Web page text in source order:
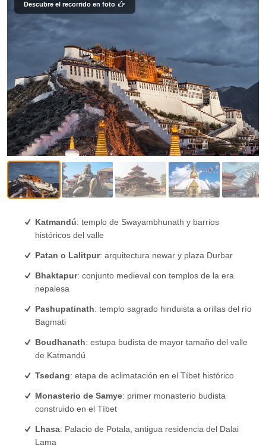
Descubre el recorrido en foto
Katmandú: templo de Swayambhunath y barrios
históricos del valle
Patan o Lalitpur: arquitectura newar y plaza Durbar
Bhaktapur: conjunto medieval con templos de la era
nepalesa
Pashupatinath: templo sagrado hinduista a orillas del río
Bagmati
Boudhanath: estupa budista de mayor tamaño del valle
de Katmandú
Tsedang: etapa de aclimatación en el Tíbet histórico
Monasterio de Samye: primer monasterio budista
construido en el Tíbet
Lhasa: Palacio de Potala, antigua residencia del Dalai
Lama